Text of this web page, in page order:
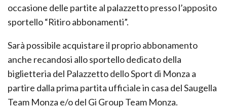
occasione delle partite al palazzetto presso l’apposito
sportello “Ritiro abbonamenti”.
Sarà possibile acquistare il proprio abbonamento
anche recandosi allo sportello dedicato della
biglietteria del Palazzetto dello Sport di Monza a
partire dalla prima partita ufficiale in casa del Saugella
Team Monza e/o del Gi Group Team Monza.